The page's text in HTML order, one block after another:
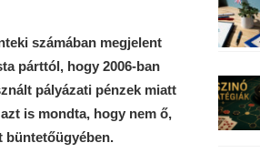
számában megjelent
párttól, hogy 2006-ban
pályázati pénzek miatt
is mondta, hogy nem ő,
büntetőügyében.